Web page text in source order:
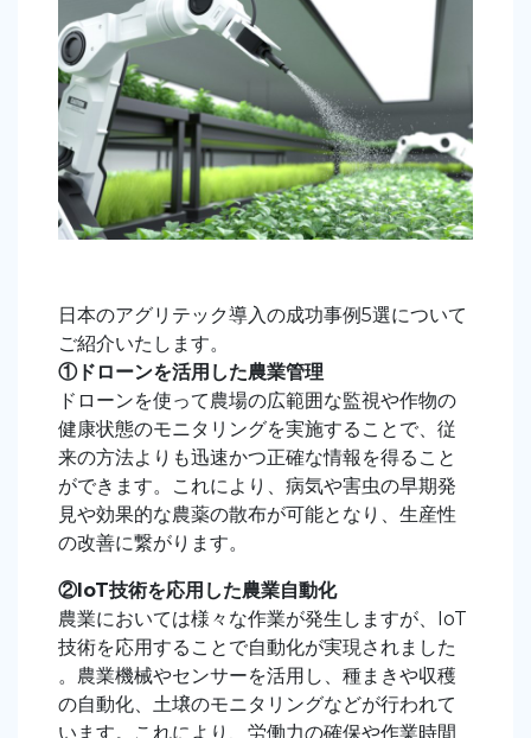
日本のアグリテック導入の成功事例5選について
ご紹介いたします。
①ドローンを活用した農業管理
ドローンを使って農場の広範囲な監視や作物の
健康状態のモニタリングを実施することで、従
来の方法よりも迅速かつ正確な情報を得ること
ができます。これにより、病気や害虫の早期発
見や効果的な農薬の散布が可能となり、生産性
の改善に繋がります。
②IoT技術を応用した農業自動化
農業においては様々な作業が発生しますが、IoT
技術を応用することで自動化が実現されました
。農業機械やセンサーを活用し、種まきや収穫
の自動化、土壌のモニタリングなどが行われて
います。これにより、労働力の確保や作業時間